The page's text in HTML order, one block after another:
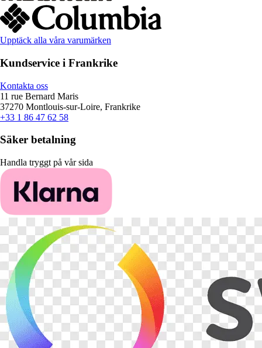
Upptäck alla våra varumärken
Kundservice i Frankrike
Kontakta oss
11 rue Bernard Maris
37270 Montlouis-sur-Loire, Frankrike
+33 1 86 47 62 58
Säker betalning
Handla tryggt på vår sida